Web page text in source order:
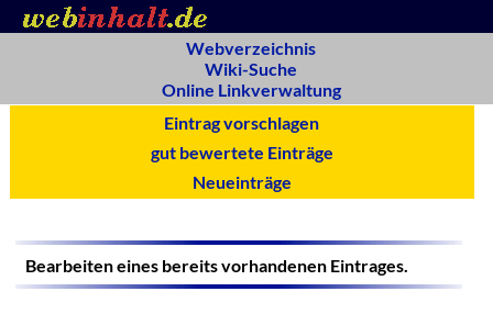
Webverzeichnis
Wiki-Suche
Online Linkverwaltung
Eintrag vorschlagen
gut bewertete Einträge
Neueinträge
Bearbeiten eines bereits vorhandenen Eintrages.